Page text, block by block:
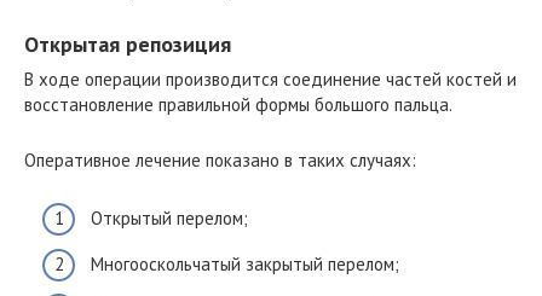
Открытая репозиция
В ходе операции производится соединение частей костей и
восстановление правильной формы большого пальца.
Оперативное лечение показано в таких случаях:
Открытый перелом;
Многооскольчатый закрытый перелом;